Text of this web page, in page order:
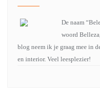
De naam
woord
blog neem ik je graag mee in
en interior. Veel leesplezier!